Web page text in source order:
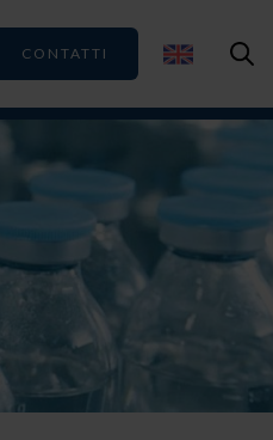
CONTATTI